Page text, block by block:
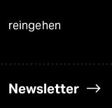
reingehen
Newsletter